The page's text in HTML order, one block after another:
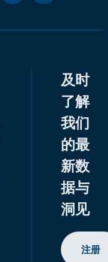
及时
了解
我们
的最
新数
据与
洞见
注册